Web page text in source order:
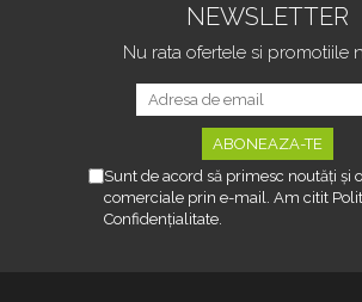
NEWSLETTER
Nu rata ofertele si promotiile
Sunt de acord să primesc noutăți și
comerciale prin e-mail. Am citit
Confidențialitate.